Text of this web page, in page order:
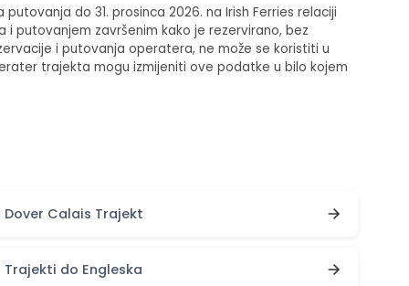
do 31. prosinca 2026. na Irish Ferries relaciji
putovanjem završenim kako je rezervirano, bez
i putovanja operatera, ne može se koristiti u
trajekta mogu izmijeniti ove podatke u bilo kojem
Dover Calais Trajekt
Trajekti do Engleska